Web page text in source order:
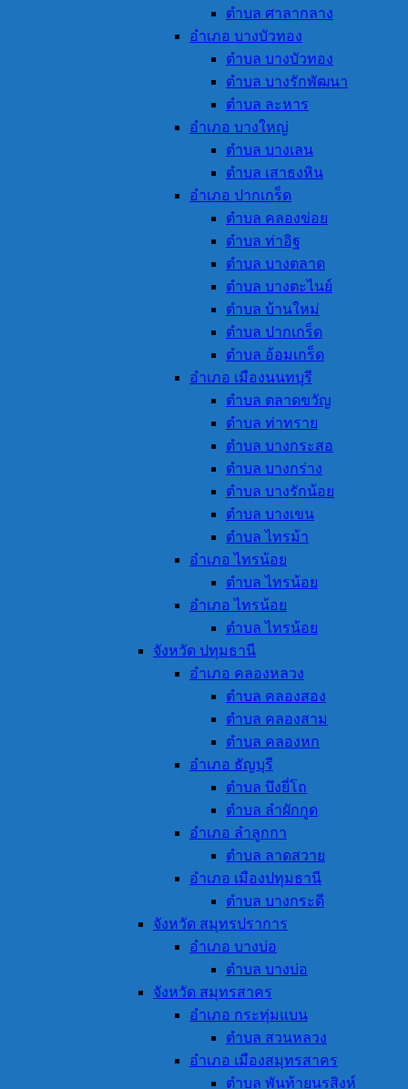
ตำบล ศาลากลาง
อำเภอ บางบัวทอง
ตำบล บางบัวทอง
ตำบล บางรักพัฒนา
ตำบล ละหาร
อำเภอ บางใหญ่
ตำบล บางเลน
ตำบล เสาธงหิน
อำเภอ ปากเกร็ด
ตำบล คลองข่อย
ตำบล ท่าอิฐ
ตำบล บางตลาด
ตำบล บางตะไนย์
ตำบล บ้านใหม่
ตำบล ปากเกร็ด
ตำบล อ้อมเกร็ด
อำเภอ เมืองนนทบุรี
ตำบล ตลาดขวัญ
ตำบล ท่าทราย
ตำบล บางกระสอ
ตำบล บางกร่าง
ตำบล บางรักน้อย
ตำบล บางเขน
ตำบล ไทรม้า
อำเภอ ไทรน้อย
ตำบล ไทรน้อย
อำเภอ ไทรน้อย
ตำบล ไทรน้อย
จังหวัด ปทุมธานี
อำเภอ คลองหลวง
ตำบล คลองสอง
ตำบล คลองสาม
ตำบล คลองหก
อำเภอ ธัญบุรี
ตำบล บึงยี่โถ
ตำบล ลำผักกูด
อำเภอ ลำลูกกา
ตำบล ลาดสวาย
อำเภอ เมืองปทุมธานี
ตำบล บางกระดี
จังหวัด สมุทรปราการ
อำเภอ บางบ่อ
ตำบล บางบ่อ
จังหวัด สมุทรสาคร
อำเภอ กระทุ่มแบน
ตำบล สวนหลวง
อำเภอ เมืองสมุทรสาคร
ตำบล พันท้ายนรสิงห์